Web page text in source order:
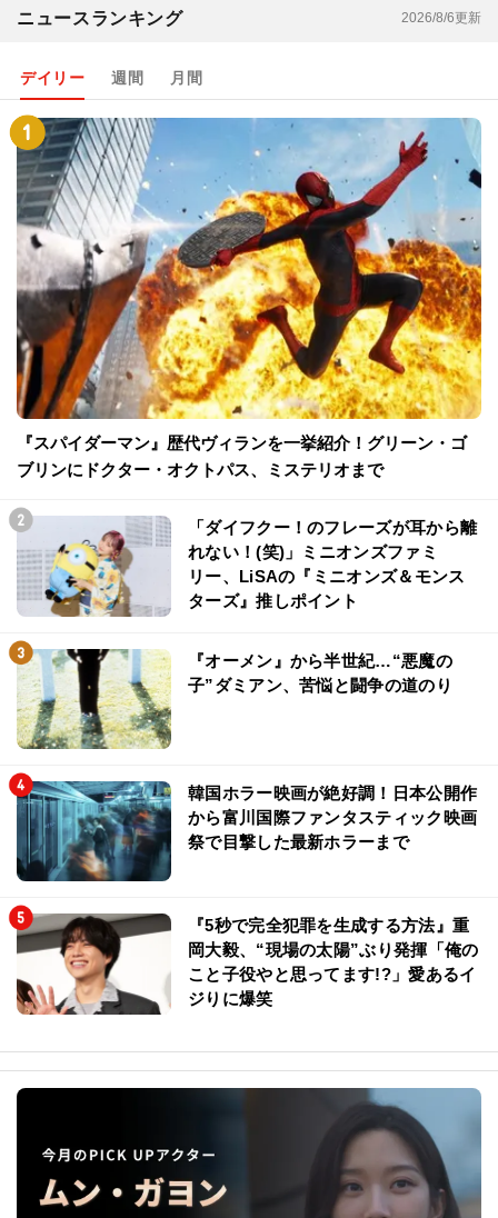
ニュースランキング 2026/8/6更新
デイリー 週間 月間
『スパイダーマン』歴代ヴィランを一挙紹介！グリーン・ゴ
ブリンにドクター・オクトパス、ミステリオまで
「ダイフクー！のフレーズが耳から離
れない！(笑)」ミニオンズファミ
リー、LiSAの『ミニオンズ＆モンス
ターズ』推しポイント
『オーメン』から半世紀…“悪魔の
子”ダミアン、苦悩と闘争の道のり
韓国ホラー映画が絶好調！日本公開作
から富川国際ファンタスティック映画
祭で目撃した最新ホラーまで
『5秒で完全犯罪を生成する方法』重
岡大毅、“現場の太陽”ぶり発揮「俺の
こと子役やと思ってます!?」愛あるイ
ジりに爆笑